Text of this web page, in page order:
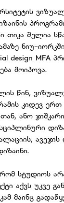
თიკა შელია
ნიუ-
design MFA
მოიპოვა.
წინ,
კიდევ ერთ
ანო
რომ სტუდიოს
აქვს უკვე
მაინც